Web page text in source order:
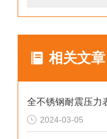
相关文章
2024-03-05